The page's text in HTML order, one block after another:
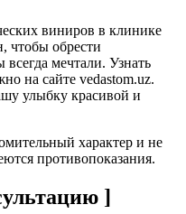
виниров в клинике
чтобы обрести
мечтали. Узнать
на сайте vedastom.uz.
улыбку красивой и
характер и не
противопоказания.
]